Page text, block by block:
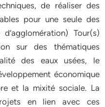
de réaliser des
pour une seule des
Tour(s)
sur des thématiques
des eaux usées, le
économique
et la mixité sociale. La
en lien avec ces